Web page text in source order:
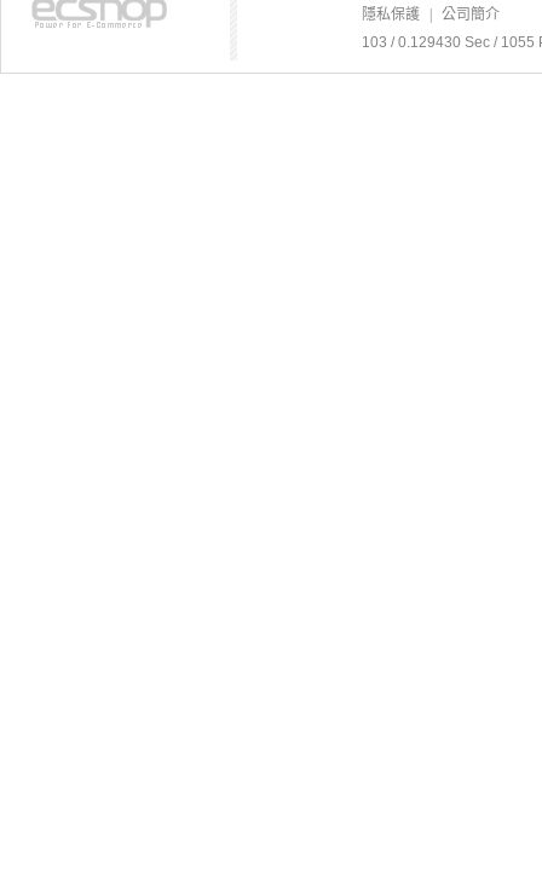
隱私保護
公司簡介
103 / 0.129430 Sec / 1055